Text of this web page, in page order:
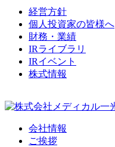
経営方針
個人投資家の皆様へ
財務・業績
IRライブラリ
IRイベント
株式情報
会社情報
ご挨拶